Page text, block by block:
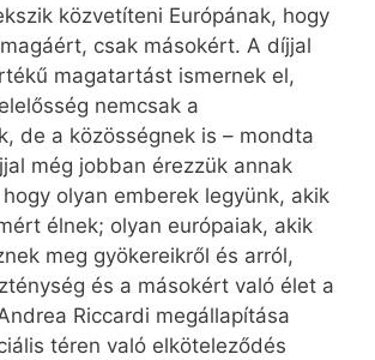
közvetíteni Európának, hogy
csak másokért. A díjjal
magatartást ismernek el,
nemcsak a
de a közösségnek is – mondta
még jobban érezzük annak
olyan emberek legyünk, akik
élnek; olyan európaiak, akik
meg gyökereikről és arról,
és a másokért való élet a
Riccardi megállapítása
téren való elköteleződés